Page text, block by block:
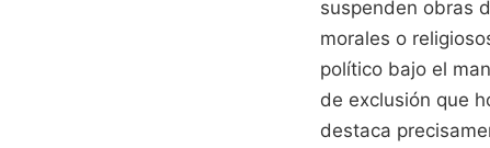
suspenden obras
morales o
político bajo el
de exclusión que
destaca